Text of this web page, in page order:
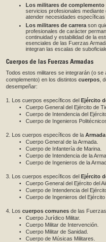
Los militares de complemento
servicios profesionales
atender necesidades específicas
Los militares de carrera son
profesionales de carácter
continuidad y estabilidad de la
esenciales de las Fuerzas
integran las escalas de
Cuerpos de las Fuerzas Armadas
Todos estos militares se integrarán (o
complemento) en los distintos cuerpos ,
desempeñar:
1. Los cuerpos específicos del Ejército
• Cuerpo General del Ejército de
• Cuerpo de Intendencia del Ejército
• Cuerpo de Ingenieros Politécnicos
2. Los cuerpos específicos de la Armada
• Cuerpo General de la Armada.
• Cuerpo de Infantería de Marina.
• Cuerpo de Intendencia de la
• Cuerpo de Ingenieros de la
3. Los cuerpos específicos del Ejército
• Cuerpo General del Ejército del
• Cuerpo de Intendencia del Ejército
• Cuerpo de Ingenieros del Ejército
4. Los cuerpos comunes de las
• Cuerpo Jurídico Militar.
• Cuerpo Militar de Intervención.
• Cuerpo Militar de Sanidad.
• Cuerpo de Músicas Militares.